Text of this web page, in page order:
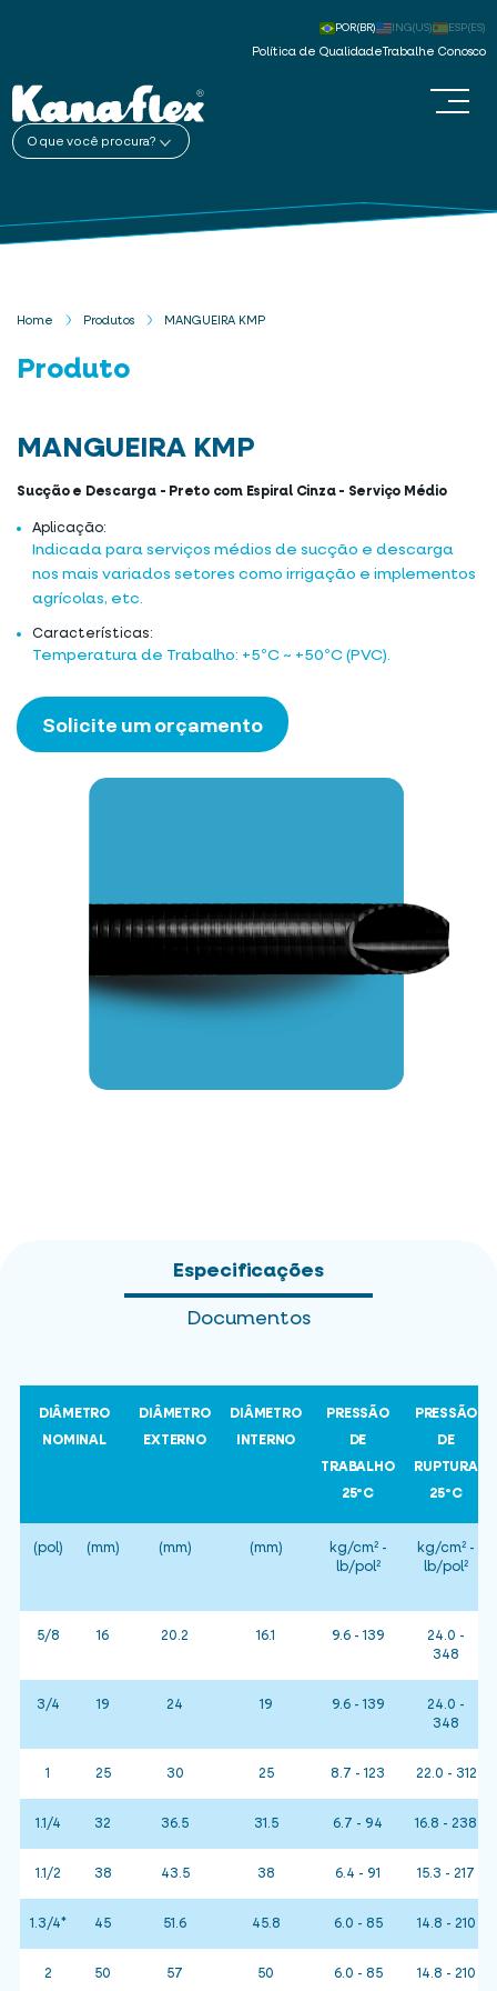
Política de Qualidade Trabalhe Conosco
POR(BR) ING(US) ESP(ES)
O que você procura?
Home Produtos MANGUEIRA KMP
Produto
MANGUEIRA KMP
Sucção e Descarga - Preto com Espiral Cinza - Serviço Médio
Aplicação:
Indicada para serviços médios de sucção e descarga
nos mais variados setores como irrigação e implementos
agrícolas, etc.
Características:
Temperatura de Trabalho: +5ºC ~ +50ºC (PVC).
Solicite um orçamento
Especificações
Documentos
DIÂMETRO
NOMINAL
DIÂMETRO
EXTERNO
DIÂMETRO
INTERNO
PRESSÃO
DE
TRABALHO
25ºC
PRESSÃO
DE
RUPTURA
25ºC
(pol) (mm) (mm) (mm)
kg/cm² -
lb/pol²
kg/cm² -
lb/pol²
5/8 16 20.2 16.1 9.6 - 139
24.0 -
348
3/4 19 24 19 9.6 - 139
24.0 -
348
1 25 30 25 8.7 - 123 22.0 - 312
1.1/4 32 36.5 31.5 6.7 - 94 16.8 - 238
1.1/2 38 43.5 38 6.4 - 91 15.3 - 217
1.3/4* 45 51.6 45.8 6.0 - 85 14.8 - 210
2 50 57 50 6.0 - 85 14.8 - 210